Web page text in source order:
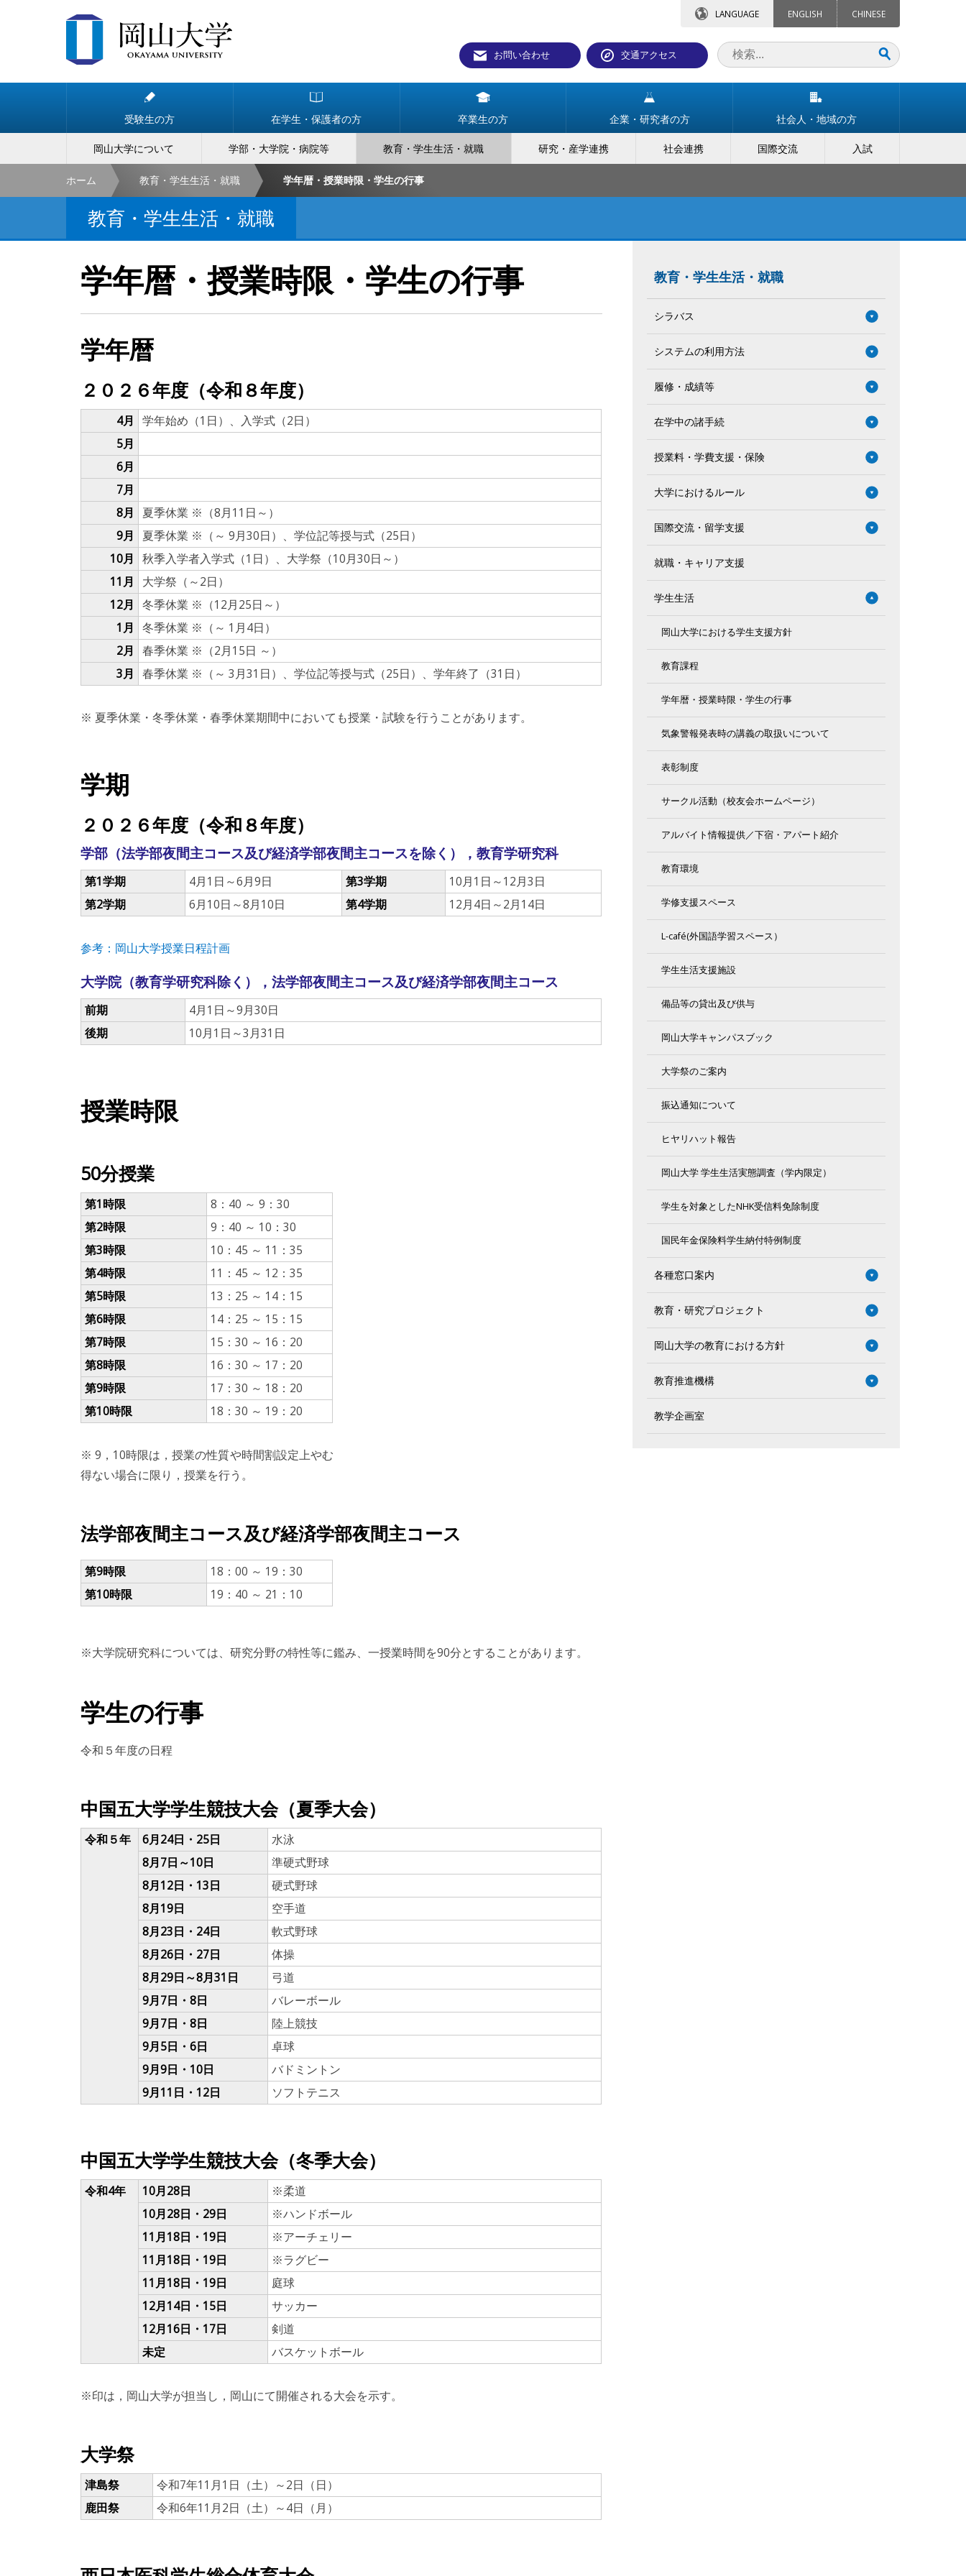
LANGUAGE ENGLISH CHINESE
お問い合わせ 交通アクセス
受験生の方 在学生・保護者の方 卒業生の方 企業・研究者の方 社会人・地域の方
岡山大学について 学部・大学院・病院等 教育・学生生活・就職 研究・産学連携 社会連携 国際交流 入試
ホーム 教育・学生生活・就職 学年暦・授業時限・学生の行事
教育・学生生活・就職
学年暦・授業時限・学生の行事
学年暦
２０２６年度（令和８年度）
4月
学年始め（1日）、入学式（2日）
5月
6月
7月
8月
夏季休業 ※（8月11日～）
9月
夏季休業 ※（～ 9月30日）、学位記等授与式（25日）
10月
秋季入学者入学式（1日）、大学祭（10月30日～）
11月
大学祭（～2日）
12月
冬季休業 ※（12月25日～）
1月
冬季休業 ※（～ 1月4日）
2月
春季休業 ※（2月15日 ～）
3月
春季休業 ※（～ 3月31日）、学位記等授与式（25日）、学年終了（31日）
※ 夏季休業・冬季休業・春季休業期間中においても授業・試験を行うことがあります。
学期
２０２６年度（令和８年度）
学部（法学部夜間主コース及び経済学部夜間主コースを除く），教育学研究科
第1学期 4月1日～6月9日 第3学期
10月1日～12月3日
第2学期
6月10日～8月10日 第4学期 12月4日～2月14日
参考：岡山大学授業日程計画
大学院（教育学研究科除く），法学部夜間主コース及び経済学部夜間主コース
前期
4月1日～9月30日
後期
10月1日～3月31日
授業時限
50分授業
第1時限
8：40 ～ 9：30
第2時限
9：40 ～ 10：30
第3時限
10：45 ～ 11：35
第4時限
11：45 ～ 12：35
第5時限
13：25 ～ 14：15
第6時限
14：25 ～ 15：15
第7時限
15：30 ～ 16：20
第8時限
16：30 ～ 17：20
第9時限
17：30 ～ 18：20
第10時限
18：30 ～ 19：20
※ 9，10時限は，授業の性質や時間割設定上やむ
得ない場合に限り，授業を行う。
法学部夜間主コース及び経済学部夜間主コース
第9時限
18：00 ～ 19：30
第10時限
19：40 ～ 21：10
※大学院研究科については、研究分野の特性等に鑑み、一授業時間を90分とすることがあります。
学生の行事
令和５年度の日程
中国五大学学生競技大会（夏季大会）
令和５年 6月24日・25日
水泳
8月7日～10日
準硬式野球
8月12日・13日
硬式野球
8月19日
空手道
8月23日・24日
軟式野球
8月26日・27日
体操
8月29日～8月31日
弓道
9月7日・8日
バレーボール
9月7日・8日
陸上競技
9月5日・6日
卓球
9月9日・10日
バドミントン
9月11日・12日
ソフトテニス
中国五大学学生競技大会（冬季大会）
令和4年 10月28日
※柔道
10月28日・29日
※ハンドボール
11月18日・19日
※アーチェリー
11月18日・19日
※ラグビー
11月18日・19日
庭球
12月14日・15日
サッカー
12月16日・17日
剣道
未定
バスケットボール
※印は，岡山大学が担当し，岡山にて開催される大会を示す。
大学祭
津島祭
令和7年11月1日（土）～2日（日）
鹿田祭
令和6年11月2日（土）～4日（月）
教育・学生生活・就職
シラバス
システムの利用方法
履修・成績等
在学中の諸手続
授業料・学費支援・保険
大学におけるルール
国際交流・留学支援
就職・キャリア支援
学生生活
岡山大学における学生支援方針
教育課程
学年暦・授業時限・学生の行事
気象警報発表時の講義の取扱いについて
表彰制度
サークル活動（校友会ホームページ）
アルバイト情報提供／下宿・アパート紹介
教育環境
学修支援スペース
L-café(外国語学習スペース）
学生生活支援施設
備品等の貸出及び供与
岡山大学キャンパスブック
大学祭のご案内
振込通知について
ヒヤリハット報告
岡山大学 学生生活実態調査（学内限定）
学生を対象としたNHK受信料免除制度
国民年金保険料学生納付特例制度
各種窓口案内
教育・研究プロジェクト
岡山大学の教育における方針
教育推進機構
教学企画室